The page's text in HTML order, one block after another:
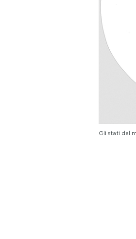
Gli stati del